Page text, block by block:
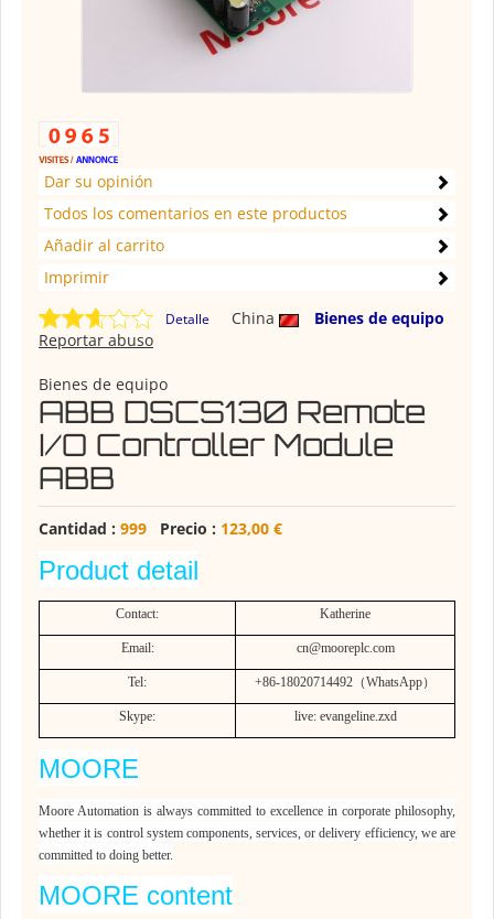
Dar su opinión
Todos los comentarios en este productos
Añadir al carrito
Imprimir
Detalle China
Bienes de equipo
Reportar abuso
Bienes de equipo
ABB DSCS130 Remote
I/O Controller Module
ABB
Cantidad : 999 Precio : 123,00 €
Product detail
Contact: Katherine
Email: cn@mooreplc.com
Tel: +86-18020714492 （WhatsApp）
Skype: live: evangeline.zxd
MOORE
Moore Automation is always committed to excellence in corporate philosophy,
whether it is control system components, services, or delivery efficiency, we are
committed to doing better.
MOORE content